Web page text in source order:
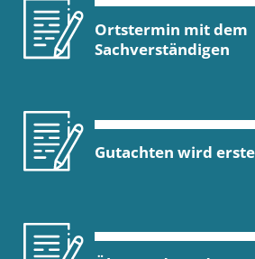
Ortstermin mit dem
Sachverständigen
Gutachten wird